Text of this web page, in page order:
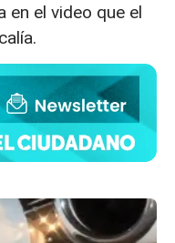
en el video que el